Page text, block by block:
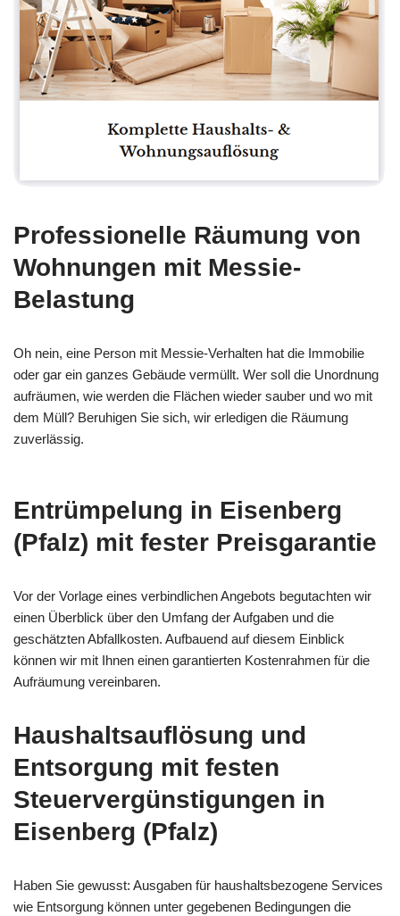
Professionelle Räumung von
Wohnungen mit Messie-
Belastung
Oh nein, eine Person mit Messie-Verhalten hat die Immobilie
oder gar ein ganzes Gebäude vermüllt. Wer soll die Unordnung
aufräumen, wie werden die Flächen wieder sauber und wo mit
dem Müll? Beruhigen Sie sich, wir erledigen die Räumung
zuverlässig.
Entrümpelung in Eisenberg
(Pfalz) mit fester Preisgarantie
Vor der Vorlage eines verbindlichen Angebots begutachten wir
einen Überblick über den Umfang der Aufgaben und die
geschätzten Abfallkosten. Aufbauend auf diesem Einblick
können wir mit Ihnen einen garantierten Kostenrahmen für die
Aufräumung vereinbaren.
Haushaltsauflösung und
Entsorgung mit festen
Steuervergünstigungen in
Eisenberg (Pfalz)
Haben Sie gewusst: Ausgaben für haushaltsbezogene Services
wie Entsorgung können unter gegebenen Bedingungen die